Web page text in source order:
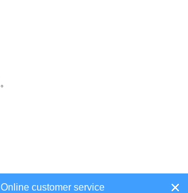
Online customer service